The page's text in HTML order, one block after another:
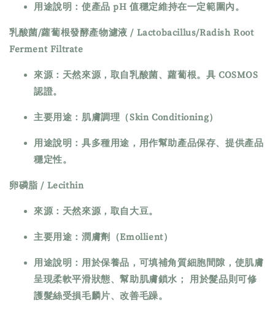
用途說明：使產品 pH 值穩定維持在一定範圍內。
乳酸菌/蘿蔔根發酵產物濾液 / Lactobacillus/Radish Root
Ferment Filtrate
來源：天然來源，取自乳酸菌、蘿蔔根。具 COSMOS
認證。
主要用途：肌膚調理（Skin Conditioning）
用途說明：具多種用途，用作幫助產品保存、提供產品
穩定性。
卵磷脂 / Lecithin
來源：天然來源，取自大豆。
主要用途：潤膚劑（Emollient）
用途說明：用於保養品，可填補角質細胞間隙，使肌膚
呈現柔軟平滑狀態、幫助肌膚鎖水； 用於髮品則可修
護髮絲受損毛麟片、改善毛躁。